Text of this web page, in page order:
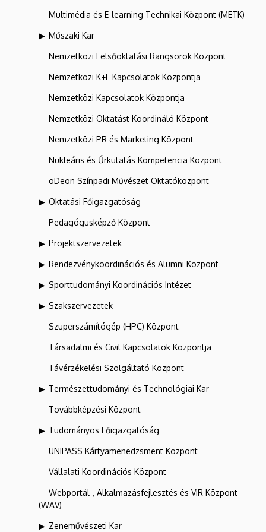
Multimédia és E-learning Technikai Központ (METK)
Műszaki Kar
Nemzetközi Felsőoktatási Rangsorok Központ
Nemzetközi K+F Kapcsolatok Központja
Nemzetközi Kapcsolatok Központja
Nemzetközi Oktatást Koordináló Központ
Nemzetközi PR és Marketing Központ
Nukleáris és Űrkutatás Kompetencia Központ
oDeon Színpadi Művészet Oktatóközpont
Oktatási Főigazgatóság
Pedagógusképző Központ
Projektszervezetek
Rendezvénykoordinációs és Alumni Központ
Sporttudományi Koordinációs Intézet
Szakszervezetek
Szuperszámítógép (HPC) Központ
Társadalmi és Civil Kapcsolatok Központja
Távérzékelési Szolgáltató Központ
Természettudományi és Technológiai Kar
Továbbképzési Központ
Tudományos Főigazgatóság
UNIPASS Kártyamenedzsment Központ
Vállalati Koordinációs Központ
Webportál-, Alkalmazásfejlesztés és VIR Központ
(WAV)
Zeneművészeti Kar